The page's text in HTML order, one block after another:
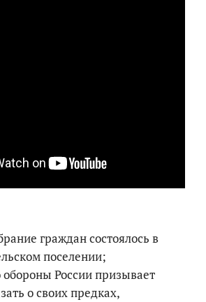
граждан состоялось в
поселении;
России призывает
о своих предках,